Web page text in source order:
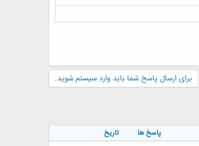
برای ارسال پاسخ شما باید وارد سیستم شوید.
پاسخ ها تاریخ